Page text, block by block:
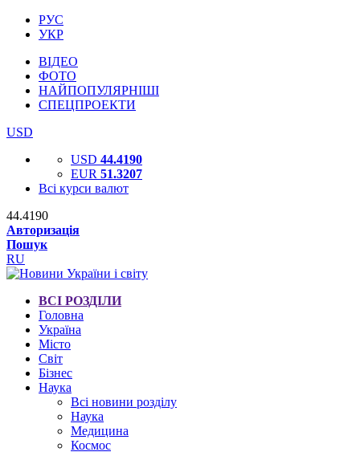
РУС
УКР
ВІДЕО
ФОТО
НАЙПОПУЛЯРНІШІ
СПЕЦПРОЕКТИ
USD
USD 44.4190
EUR 51.3207
Всі курси валют
44.4190
Авторизація
Пошук
RU
ВСІ РОЗДІЛИ
Головна
Україна
Місто
Світ
Бізнес
Наука
Всі новини розділу
Наука
Медицина
Космос